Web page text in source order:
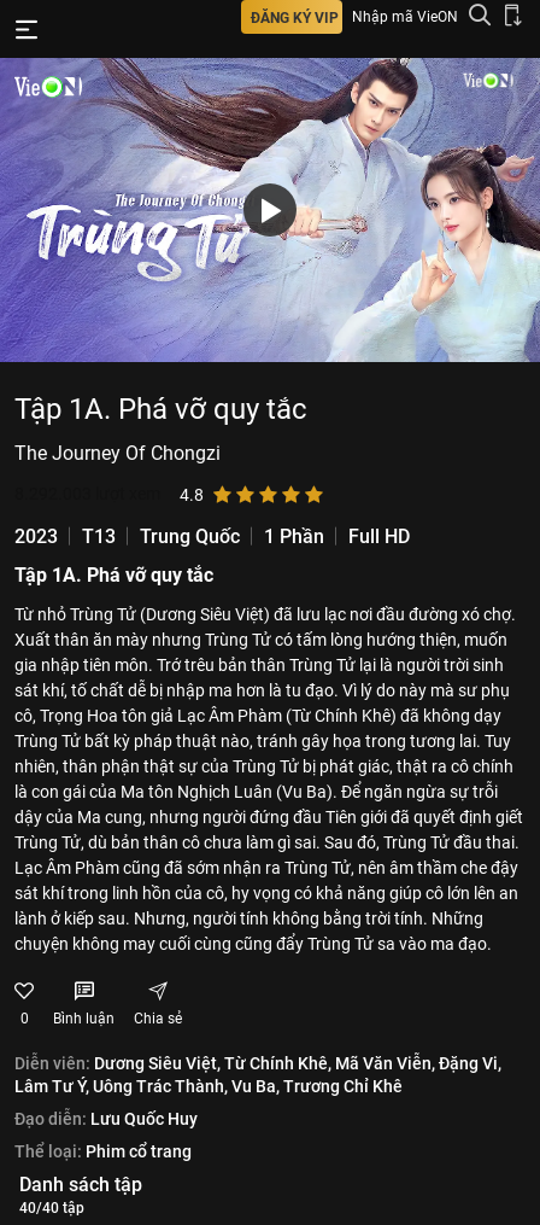
ĐĂNG KÝ VIP Nhập mã VieON
Tập 1A. Phá vỡ quy tắc
The Journey Of Chongzi
4.8
2023 T13 Trung Quốc 1 Phần
Full HD
Tập 1A. Phá vỡ quy tắc
Từ nhỏ Trùng Tử (Dương Siêu Việt) đã lưu lạc nơi đầu đường xó chợ.
Xuất thân ăn mày nhưng Trùng Tử có tấm lòng hướng thiện, muốn
gia nhập tiên môn. Trớ trêu bản thân Trùng Tử lại là người trời sinh
sát khí, tố chất dễ bị nhập ma hơn là tu đạo. Vì lý do này mà sư phụ
cô, Trọng Hoa tôn giả Lạc Âm Phàm (Từ Chính Khê) đã không dạy
Trùng Tử bất kỳ pháp thuật nào, tránh gây họa trong tương lai. Tuy
nhiên, thân phận thật sự của Trùng Tử bị phát giác, thật ra cô chính
là con gái của Ma tôn Nghịch Luân (Vu Ba). Để ngăn ngừa sự trỗi
dậy của Ma cung, nhưng người đứng đầu Tiên giới đã quyết định giết
Trùng Tử, dù bản thân cô chưa làm gì sai. Sau đó, Trùng Tử đầu thai.
Lạc Âm Phàm cũng đã sớm nhận ra Trùng Tử, nên âm thầm che đậy
sát khí trong linh hồn của cô, hy vọng có khả năng giúp cô lớn lên an
lành ở kiếp sau. Nhưng, người tính không bằng trời tính. Những
chuyện không may cuối cùng cũng đẩy Trùng Tử sa vào ma đạo.
0 Bình luận Chia sẻ
Diễn viên: Dương Siêu Việt,Từ Chính Khê, Mã Văn Viễn,Đặng Vi,
Lâm Tư Ý,Uông Trác Thành,Vu Ba,Trương Chỉ Khê
Đạo diễn: Lưu Quốc Huy
Thể loại: Phim cổ trang
Danh sách tập
40/40 tập